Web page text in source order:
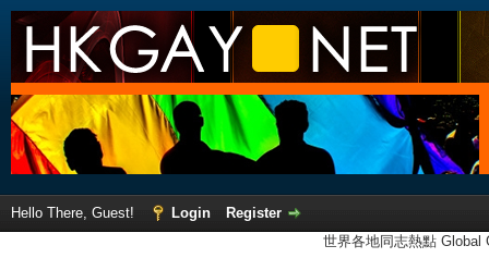
Hello There, Guest! Login
Register
世界各地同志熱點